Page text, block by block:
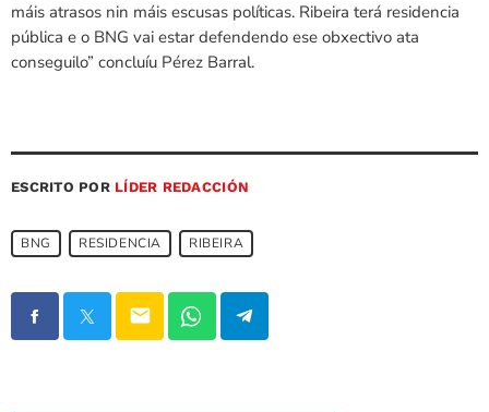
máis atrasos nin máis escusas políticas. Ribeira terá residencia
pública e o BNG vai estar defendendo ese obxectivo ata
conseguilo” concluíu Pérez Barral.
ESCRITO POR LÍDER REDACCIÓN
BNG RESIDENCIA RIBEIRA
email